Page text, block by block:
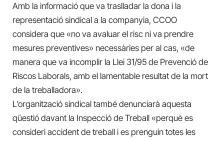
Amb la informació que va traslladar la dona i la
representació sindical a la companyia, CCOO
considera que «no va avaluar el risc ni va prendre
mesures preventives» necessàries per al cas, «de
manera que va incomplir la Llei 31/95 de Prevenció de
Riscos Laborals, amb el lamentable resultat de la mort
de la treballadora».
L’organització sindical també denunciarà aquesta
qüestió davant la Inspecció de Treball «perquè es
consideri accident de treball i es prenguin totes les